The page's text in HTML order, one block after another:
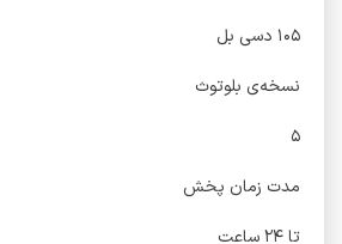
۱۰۵ دسی بل
نسخه‌ی بلوتوث
۵
مدت زمان پخش
تا ۲۴ ساعت